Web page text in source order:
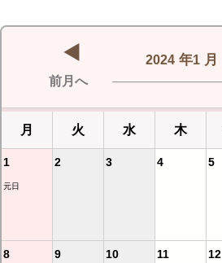
前月へ
2024年1月
月 火 水 木
1
元日
2 3 4 5
8 9 10 11 12